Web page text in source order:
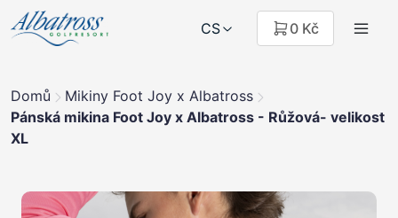
CS 0 Kč
Domů
Mikiny Foot Joy x Albatross
Pánská mikina Foot Joy x Albatross - Růžová- velikost
XL